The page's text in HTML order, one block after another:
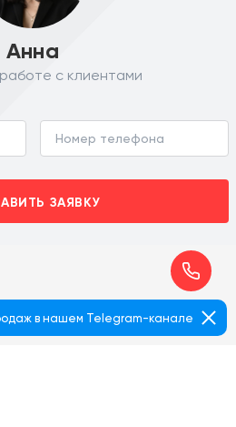
Анна
с клиентами
ЗАЯВКУ
в нашем Telegram-канале